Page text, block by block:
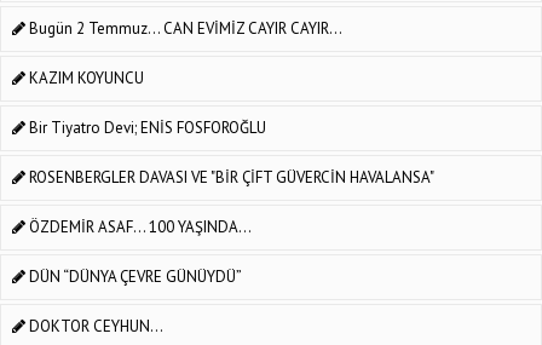
Bugün 2 Temmuz... CAN EVİMİZ CAYIR CAYIR...
KAZIM KOYUNCU
Bir Tiyatro Devi; ENİS FOSFOROĞLU
ROSENBERGLER DAVASI VE "BİR ÇİFT GÜVERCİN HAVALANSA"
ÖZDEMİR ASAF... 100 YAŞINDA...
DÜN “DÜNYA ÇEVRE GÜNÜYDÜ”
DOKTOR CEYHUN…